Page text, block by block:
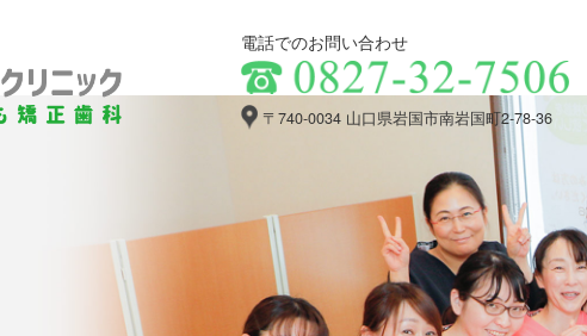
電話でのお問い合わせ
〒740-0034 山口県岩国市南岩国町2-78-36